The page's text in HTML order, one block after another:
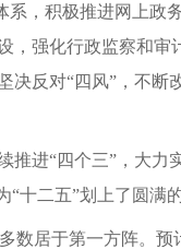
，积极推进网上政
，强化行政监察和
反对“四风”，不
进“四个三”，大力
十二五”划上了圆满的
数居于第一方阵。预